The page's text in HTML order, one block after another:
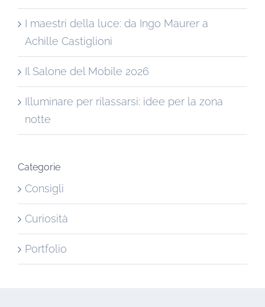
I maestri della luce: da Ingo Maurer a
Achille Castiglioni
Il Salone del Mobile 2026
Illuminare per rilassarsi: idee per la zona
notte
Categorie
Consigli
Curiosità
Portfolio